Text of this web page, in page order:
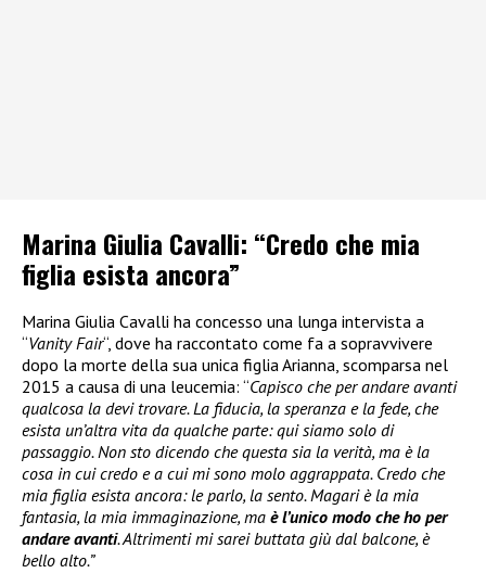
Marina Giulia Cavalli: “Credo che mia
figlia esista ancora”
Marina Giulia Cavalli ha concesso una lunga intervista a
“Vanity Fair“, dove ha raccontato come fa a sopravvivere
dopo la morte della sua unica figlia Arianna, scomparsa nel
2015 a causa di una leucemia: “Capisco che per andare avanti
qualcosa la devi trovare. La fiducia, la speranza e la fede, che
esista un’altra vita da qualche parte: qui siamo solo di
passaggio. Non sto dicendo che questa sia la verità, ma è la
cosa in cui credo e a cui mi sono molo aggrappata. Credo che
mia figlia esista ancora: le parlo, la sento. Magari è la mia
fantasia, la mia immaginazione, ma è l’unico modo che ho per
andare avanti. Altrimenti mi sarei buttata giù dal balcone, è
bello alto.”